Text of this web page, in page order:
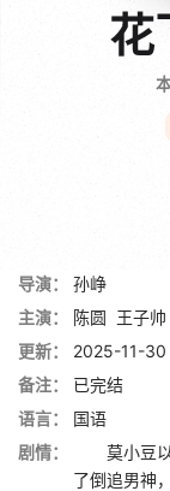
花
导演：
孙峥
主演：
陈圆 王子帅
更新：
2025-11-
备注：
已完结
语言：
国语
剧情：
莫小豆以
了倒追男神